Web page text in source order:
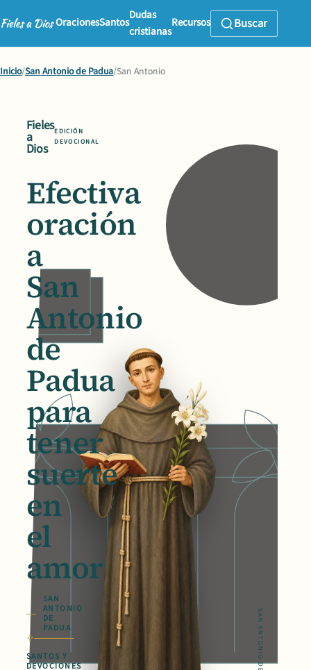
OracionesSantos
Dudas
cristianas
Recursos Buscar
Inicio/San Antonio de Padua/San Antonio
Fieles
a
Dios
EDICIÓN
DEVOCIONAL
Efectiva
oración
a
San
Antonio
de
Padua
para
tener
suerte
en
el
amor
SAN
ANTONIO
DE
PADUA
SANTOS Y
DEVOCIONES